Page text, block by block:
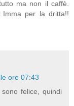
ma non il caffè.
Imma per la dritta!!
ore 07:43
felice, quindi